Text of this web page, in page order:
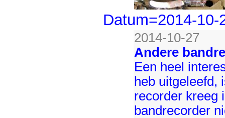
Datum=2014-10-
2014-10-27
Andere
Een heel
heb uitgeleefd,
recorder kreeg
bandrecorder